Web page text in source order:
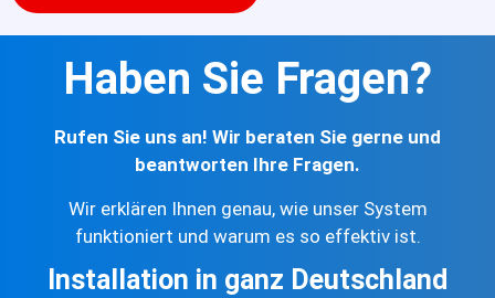
Haben Sie Fragen?
Rufen Sie uns an! Wir beraten Sie gerne und
beantworten Ihre Fragen.
Wir erklären Ihnen genau, wie unser System
funktioniert und warum es so effektiv ist.
Installation in ganz Deutschland